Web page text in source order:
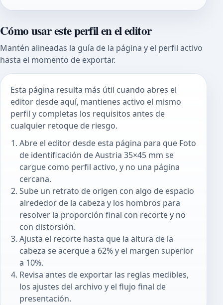
Cómo usar este perfil en el editor
Mantén alineadas la guía de la página y el perfil activo
hasta el momento de exportar.
Esta página resulta más útil cuando abres el
editor desde aquí, mantienes activo el mismo
perfil y completas los requisitos antes de
cualquier retoque de riesgo.
Abre el editor desde esta página para que Foto
de identificación de Austria 35×45 mm se
cargue como perfil activo, y no una página
cercana.
Sube un retrato de origen con algo de espacio
alrededor de la cabeza y los hombros para
resolver la proporción final con recorte y no
con distorsión.
Ajusta el recorte hasta que la altura de la
cabeza se acerque a 62% y el margen superior
a 10%.
Revisa antes de exportar las reglas medibles,
los ajustes del archivo y el flujo final de
presentación.